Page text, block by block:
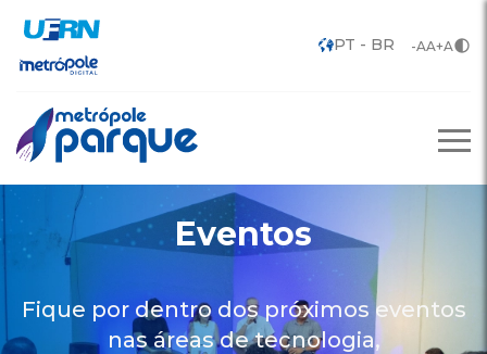
-AA+A
Eventos
Fique por dentro dos próximos eventos
nas áreas de tecnologia,